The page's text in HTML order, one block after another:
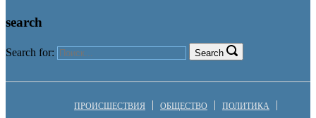
search
Search for: Search
ПРОИСШЕСТВИЯ ОБЩЕСТВО ПОЛИТИКА